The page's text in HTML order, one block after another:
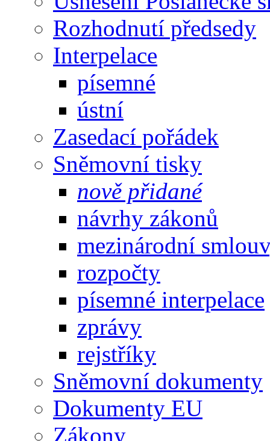
Rozhodnutí předsedy
Interpelace
písemné
ústní
Zasedací pořádek
Sněmovní tisky
nově přidané
návrhy zákonů
mezinárodní
rozpočty
písemné interpelace
zprávy
rejstříky
Sněmovní dokumenty
Dokumenty EU
Zákony